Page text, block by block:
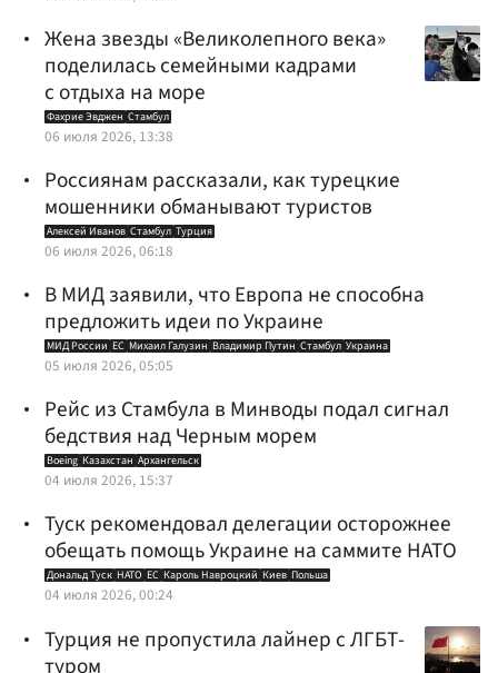
Жена звезды «Великолепного века»
поделилась семейными кадрами
с отдыха на море
Фахрие Эвджен Стамбул
06 июля 2026, 13:38
Россиянам рассказали, как турецкие
мошенники обманывают туристов
Алексей Иванов Стамбул Турция
06 июля 2026, 06:18
В МИД заявили, что Европа не способна
предложить идеи по Украине
МИД России ЕС Михаил Галузин Владимир Путин Стамбул Украина
05 июля 2026, 05:05
Рейс из Стамбула в Минводы подал сигнал
бедствия над Черным морем
Boeing Казахстан Архангельск
04 июля 2026, 15:37
Туск рекомендовал делегации осторожнее
обещать помощь Украине на саммите НАТО
Дональд Туск НАТО ЕС Кароль Навроцкий Киев Польша
04 июля 2026, 00:24
Турция не пропустила лайнер с ЛГБТ-
туром